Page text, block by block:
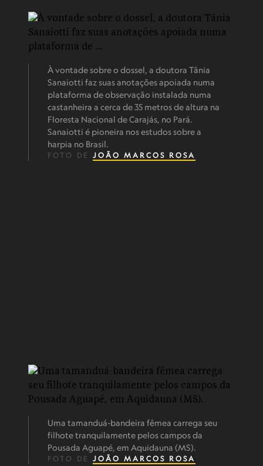
À vontade sobre o dossel, a doutora Tânia
Sanaiotti faz suas anotações apoiada numa
plataforma de observação instalada numa
castanheira a cerca de 35 metros de altura na
Floresta Nacional de Carajás, no Pará.
Sanaiotti é pioneira nos estudos sobre a
harpia no Brasil.
FOTO DE JOÃO MARCOS ROSA
Uma tamanduá-bandeira fêmea carrega seu
filhote tranquilamente pelos campos da
Pousada Aguapé, em Aquidauna (MS).
FOTO DE JOÃO MARCOS ROSA